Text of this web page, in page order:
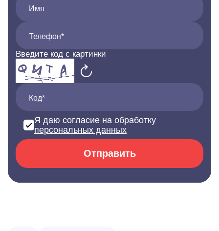
Имя
Телефон*
Введите код с картинки
Код*
Я даю согласие на обработку
персональных данных
Отправить